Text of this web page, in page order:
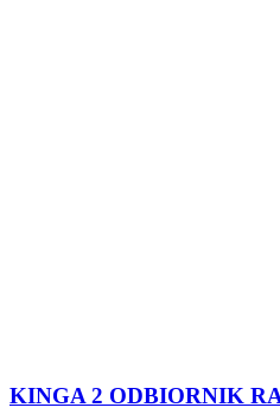
KINGA 2 ODBIORNIK